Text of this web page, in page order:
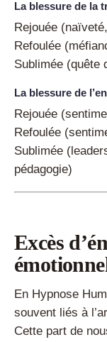
La blessure de la
Rejouée
Refoulée
Sublimée (quête
La blessure de
Rejouée
Refoulée
Sublimée
pédagogie)
Excès
En Hypnose
souvent liés à
Cette part de